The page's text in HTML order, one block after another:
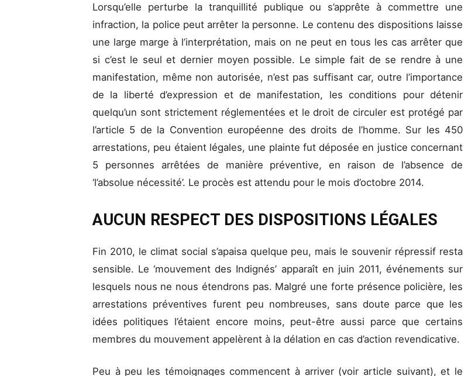
Lorsqu’elle perturbe la tranquillité publique ou s’apprête à commettre une
infraction, la police peut arrêter la personne. Le contenu des dispositions laisse
une large marge à l’interprétation, mais on ne peut en tous les cas arrêter que
si c’est le seul et dernier moyen possible. Le simple fait de se rendre à une
manifestation, même non autorisée, n’est pas suffisant car, outre l’importance
de la liberté d’expression et de manifestation, les conditions pour détenir
quelqu’un sont strictement réglementées et le droit de circuler est protégé par
l’article 5 de la Convention européenne des droits de l’homme. Sur les 450
arrestations, peu étaient légales, une plainte fut déposée en justice concernant
5 personnes arrêtées de manière préventive, en raison de l’absence de
‘l’absolue nécessité’. Le procès est attendu pour le mois d’octobre 2014.
AUCUN RESPECT DES DISPOSITIONS LÉGALES
Fin 2010, le climat social s’apaisa quelque peu, mais le souvenir répressif resta
sensible. Le ‘mouvement des Indignés’ apparaît en juin 2011, événements sur
lesquels nous ne nous étendrons pas. Malgré une forte présence policière, les
arrestations préventives furent peu nombreuses, sans doute parce que les
idées politiques l’étaient encore moins, peut-être aussi parce que certains
membres du mouvement appelèrent à la délation en cas d’action revendicative.
Peu à peu les témoignages commencent à arriver (voir article suivant), et le